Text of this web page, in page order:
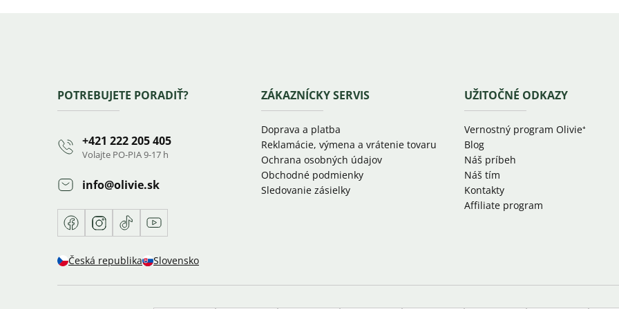
ZápätiePOTREBUJETE PORADIŤ?
+421 222 205 405
Volajte PO-PIA 9-17 h
info@olivie.sk
FacebookInstagram
TikTokYoutube
Česká republika Slovensko
ZÁKAZNÍCKY SERVIS
Doprava a platba
Reklamácie, výmena a vrátenie tovaru
Ochrana osobných údajov
Obchodné podmienky
Sledovanie zásielky
UŽITOČNÉ ODKAZY
Vernostný program Olivie⁺
Blog
Náš príbeh
Náš tím
Kontakty
Affiliate program